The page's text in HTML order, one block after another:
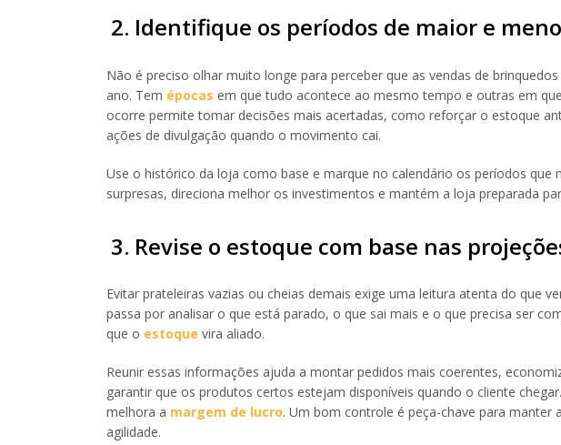
2. Identifique os períodos de maior e
Não é preciso olhar muito longe para perceber que as vendas de
ano. Tem épocas em que tudo acontece ao mesmo tempo e outras em
ocorre permite tomar decisões mais acertadas, como reforçar o estoque
ações de divulgação quando o movimento cai.
Use o histórico da loja como base e marque no calendário os períodos que
surpresas, direciona melhor os investimentos e mantém a loja preparada
3. Revise o estoque com base nas
Evitar prateleiras vazias ou cheias demais exige uma leitura atenta do que
passa por analisar o que está parado, o que sai mais e o que precisa ser
que o estoque vira aliado.
Reunir essas informações ajuda a montar pedidos mais coerentes,
garantir que os produtos certos estejam disponíveis quando o cliente
melhora a margem de lucro. Um bom controle é peça-chave para manter
agilidade.